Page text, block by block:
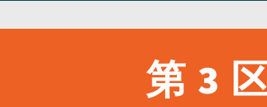
第 3